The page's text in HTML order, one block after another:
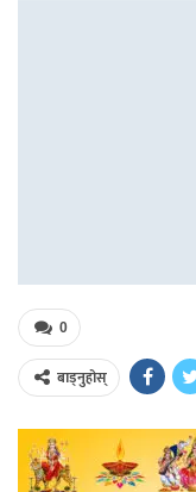
0
बाड्नुहोस्